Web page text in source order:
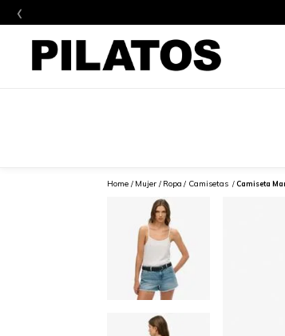
‹
Mujer Ropa Camisetas Camiseta